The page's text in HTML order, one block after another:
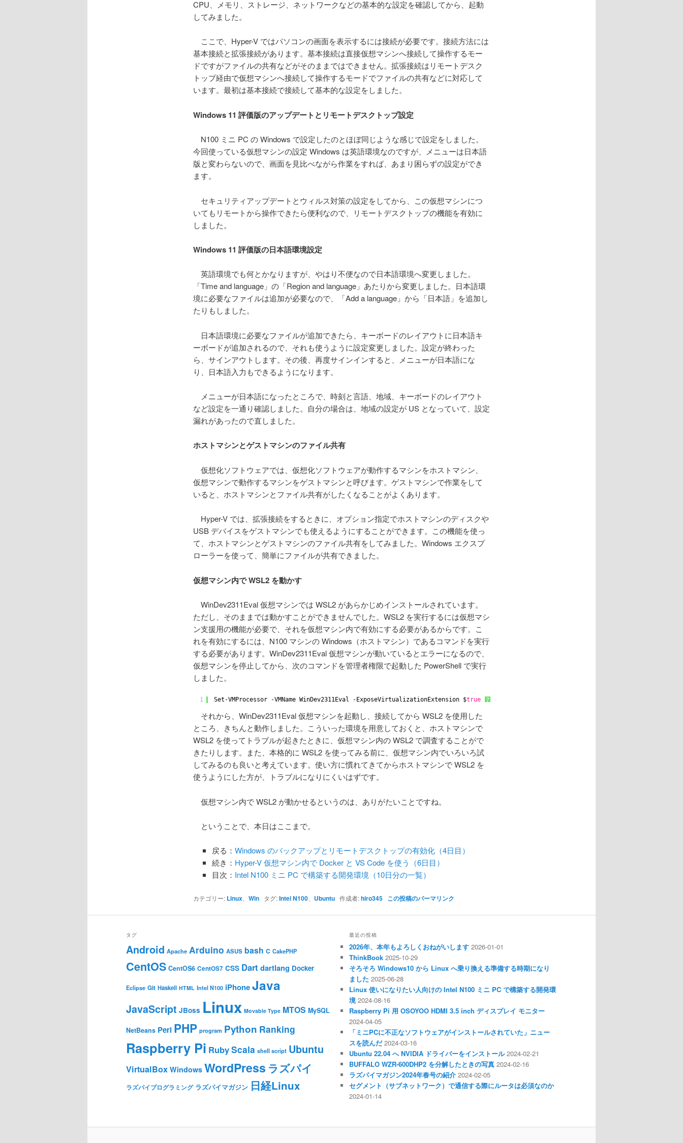
CPU、メモリ、ストレージ、ネットワークなどの基本的な設定を確認してから、起動
してみました。
ここで、Hyper-V ではパソコンの画面を表示するには接続が必要です。接続方法には
基本接続と拡張接続があります。基本接続は直接仮想マシンへ接続して操作するモー
ドですがファイルの共有などがそのままではできません。拡張接続はリモートデスク
トップ経由で仮想マシンへ接続して操作するモードでファイルの共有などに対応して
います。最初は基本接続で接続して基本的な設定をしました。
Windows 11 評価版のアップデートとリモートデスクトップ設定
N100 ミニ PC の Windows で設定したのとほぼ同じような感じで設定をしました。
今回使っている仮想マシンの設定 Windows は英語環境なのですが、メニューは日本語
版と変わらないので、画面を見比べながら作業をすれば、あまり困らずの設定ができ
ます。
セキュリティアップデートとウィルス対策の設定をしてから、この仮想マシンにつ
いてもリモートから操作できたら便利なので、リモートデスクトップの機能を有効に
しました。
Windows 11 評価版の日本語環境設定
英語環境でも何とかなりますが、やはり不便なので日本語環境へ変更しました。
「Time and language」の「Region and language」あたりから変更しました。日本語環
境に必要なファイルは追加が必要なので、「Add a language」から「日本語」を追加し
たりもしました。
日本語環境に必要なファイルが追加できたら、キーボードのレイアウトに日本語キ
ーボードが追加されるので、それも使うように設定変更しました。設定が終わった
ら、サインアウトします。その後、再度サインインすると、メニューが日本語にな
り、日本語入力もできるようになります。
メニューが日本語になったところで、時刻と言語、地域、キーボードのレイアウト
など設定を一通り確認しました。自分の場合は、地域の設定が US となっていて、設定
漏れがあったので直しました。
ホストマシンとゲストマシンのファイル共有
仮想化ソフトウェアでは、仮想化ソフトウェアが動作するマシンをホストマシン、
仮想マシンで動作するマシンをゲストマシンと呼びます。ゲストマシンで作業をして
いると、ホストマシンとファイル共有がしたくなることがよくあります。
Hyper-V では、拡張接続をするときに、オプション指定でホストマシンのディスクや
USB デバイスをゲストマシンでも使えるようにすることができます。この機能を使っ
て、ホストマシンとゲストマシンのファイル共有をしてみました。Windows エクスプ
ローラーを使って、簡単にファイルが共有できました。
仮想マシン内で WSL2 を動かす
WinDev2311Eval 仮想マシンでは WSL2 があらかじめインストールされています。
ただし、そのままでは動かすことができませんでした。WSL2 を実行するには仮想マシ
ン支援用の機能が必要で、それを仮想マシン内で有効にする必要があるからです。こ
れを有効にするには、N100 マシンの Windows（ホストマシン）であるコマンドを実行
する必要があります。WinDev2311Eval 仮想マシンが動いているとエラーになるので、
仮想マシンを停止してから、次のコマンドを管理者権限で起動した PowerShell で実行
しました。
?
1 Set-VMProcessor -VMName WinDev2311Eval -ExposeVirtualizationExtension $true
それから、WinDev2311Eval 仮想マシンを起動し、接続してから WSL2 を使用した
ところ、きちんと動作しました。こういった環境を用意しておくと、ホストマシンで
WSL2 を使ってトラブルが起きたときに、仮想マシン内の WSL2 で調査することがで
きたりします。また、本格的に WSL2 を使ってみる前に、仮想マシン内でいろいろ試
してみるのも良いと考えています。使い方に慣れてきてからホストマシンで WSL2 を
使うようにした方が、トラブルになりにくいはずです。
仮想マシン内で WSL2 が動かせるというのは、ありがたいことですね。
ということで、本日はここまで。
戻る：Windows のバックアップとリモートデスクトップの有効化（4日目）
続き： Hyper-V 仮想マシン内で Docker と VS Code を使う（6日目）
目次： Intel N100 ミニ PC で構築する開発環境（10日分の一覧）
カテゴリー: Linux、 Winタグ:Intel N100、 Ubuntu作成者:hiro345 この投稿のパーマリンク
タグ
Android Apache Arduino ASUS bash C CakePHP
CentOS CentOS6 CentOS7 CSS Dart dartlang Docker
Eclipse Git Haskell HTML Intel N100 iPhoneJava
JavaScript JBoss Linux Movable Type MTOS MySQL
NetBeans Perl PHP program Python Ranking
Raspberry Pi RubyScala shell script Ubuntu
VirtualBox Windows WordPress ラズパイ
ラズパイプログラミング ラズパイマガジン 日経Linux
最近の投稿
2026年、本年もよろしくおねがいします 2026-01-01
ThinkBook 2025-10-29
そろそろ Windows10 から Linux へ乗り換える準備する時期になり
ました 2025-06-28
Linux 使いになりたい人向けの Intel N100 ミニ PC で構築する開発環
境 2024-08-16
Raspberry Pi 用 OSOYOO HDMI 3.5 inch ディスプレイ モニター
2024-04-05
「ミニPCに不正なソフトウェアがインストールされていた」ニュー
スを読んだ 2024-03-16
Ubuntu 22.04 へ NVIDIA ドライバーをインストール 2024-02-21
BUFFALO WZR-600DHP2 を分解したときの写真 2024-02-16
ラズパイマガジン2024年春号の紹介 2024-02-05
セグメント（サブネットワーク）で通信する際にルータは必須なのか
2024-01-14